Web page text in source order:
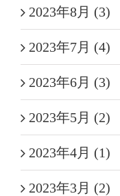
2023年8月 (3)
2023年7月 (4)
2023年6月 (3)
2023年5月 (2)
2023年4月 (1)
2023年3月 (2)